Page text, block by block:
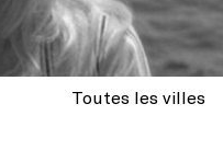
Toutes les villes